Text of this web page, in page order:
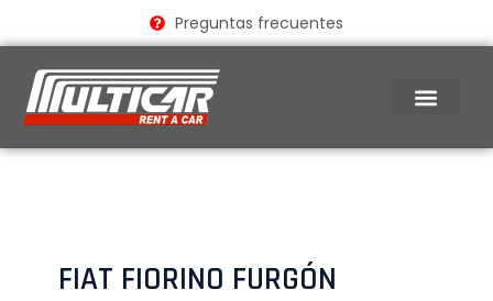
Preguntas frecuentes
FIAT FIORINO FURGÓN​